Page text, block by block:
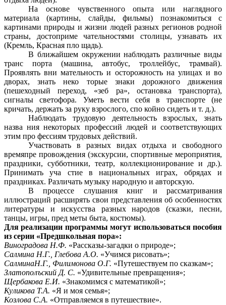
На основе чувственного опыта или наглядного
материала (картины, слайды, фильмы) познакомиться с
картинами природы и жизни людей разных регионов родной
страны, достоприме чательностями столицы, узнавать их
(Кремль, Красная пло щадь).
В ближайшем окружении наблюдать различные виды
транс порта (машина, автобус, троллейбус, трамвай).
Проявлять вни мательность и осторожность на улицах и во
дворах, знать неко торые знаки дорожного движения
(пешеходный переход, «зеб ра», остановка транспорта),
сигналы светофора. Уметь вести себя в транспорте (не
кричать, держать за руку взрослого, спо койно сидеть и т. д.).
Наблюдать трудовую деятельность взрослых, знать
назва ния некоторых профессий людей и соответствующих
этим про фессиям трудовых действий.
Участвовать в разных видах отдыха и свободного
времяпре провождения (экскурсии, спортивные мероприятия,
праздники, субботники, театр, коллекционирование и др.).
Принимать уча стие в национальных играх, обрядах и
праздниках. Различать музыку народную и авторскую.
В процессе слушания книг и рассматривания
иллюстраций расширять свои представления об особенностях
литературы и искусства разных народов (сказки, песни,
танцы, игры, пред меты быта, костюмы).
Для реализации программы могут использоваться пособия
из серии «Предшкольная пора»:
Виноградова Н.Ф. «Рассказы-загадки о природе»;
Салмина Н.Г., Глебова А.О. «Учимся рисовать»;
СалминаН.Г., Филимонова О.Г. «Путешествуем по сказкам»;
Златополъский Д. С. «Удивительные превращения»;
Щербакова Е.И. «Знакомимся с математикой»;
Куликова Т.А. «Я и моя семья»;
Козлова С.А. «Отправляемся в путешествие».